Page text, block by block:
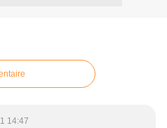
14:47